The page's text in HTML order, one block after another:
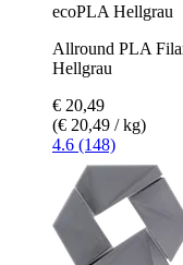
ecoPLA Hellgrau
Allround PLA
Hellgrau
€ 20,49
(€ 20,49 / kg)
4.6 (148)